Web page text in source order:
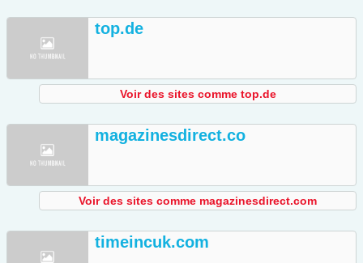
top.de
Voir des sites comme top.de
magazinesdirect.co
Voir des sites comme magazinesdirect.com
timeincuk.com